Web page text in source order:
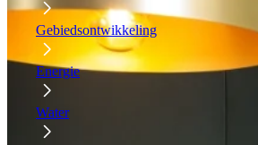
Gebiedsontwikkeling
Energie
Water